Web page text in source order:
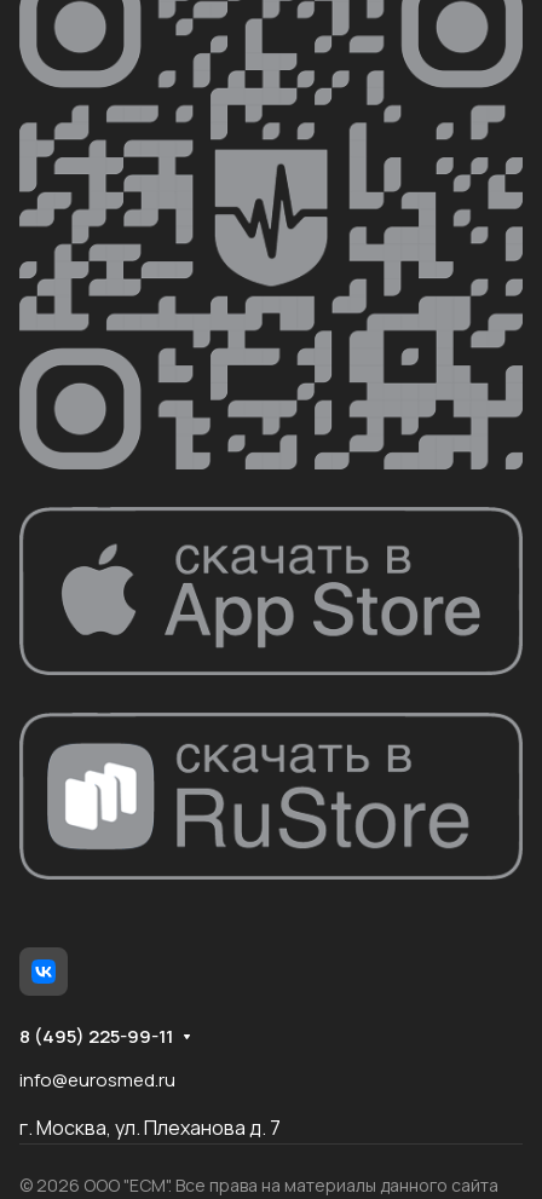
8 (495) 225-99-11
info@eurosmed.ru
г. Москва, ул. Плеханова д. 7
© 2026 ООО "ЕСМ". Все права на материалы данного сайта